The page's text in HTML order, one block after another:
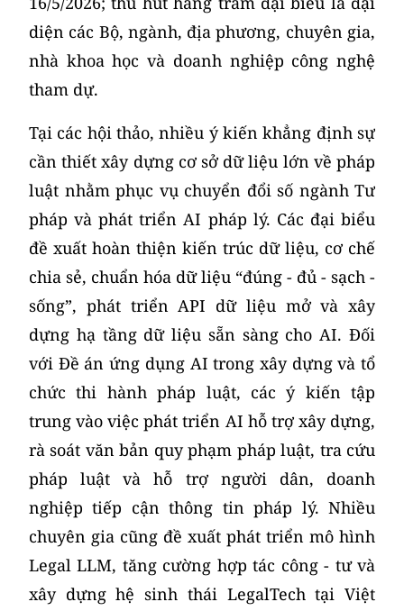
diện các Bộ, ngành, địa phương, chuyên gia,
nhà khoa học và doanh nghiệp công nghệ
tham dự.
Tại các hội thảo, nhiều ý kiến khẳng định sự
cần thiết xây dựng cơ sở dữ liệu lớn về pháp
luật nhằm phục vụ chuyển đổi số ngành Tư
pháp và phát triển AI pháp lý. Các đại biểu
đề xuất hoàn thiện kiến trúc dữ liệu, cơ chế
chia sẻ, chuẩn hóa dữ liệu “đúng - đủ - sạch -
sống”, phát triển API dữ liệu mở và xây
dựng hạ tầng dữ liệu sẵn sàng cho AI. Đối
với Đề án ứng dụng AI trong xây dựng và tổ
chức thi hành pháp luật, các ý kiến tập
trung vào việc phát triển AI hỗ trợ xây dựng,
rà soát văn bản quy phạm pháp luật, tra cứu
pháp luật và hỗ trợ người dân, doanh
nghiệp tiếp cận thông tin pháp lý. Nhiều
chuyên gia cũng đề xuất phát triển mô hình
Legal LLM, tăng cường hợp tác công - tư và
xây dựng hệ sinh thái LegalTech tại Việt